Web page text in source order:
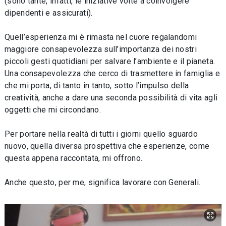
dipendenti e assicurati).
Quell’esperienza mi è rimasta nel cuore regalandomi
maggiore consapevolezza sull’importanza dei nostri
piccoli gesti quotidiani per salvare l’ambiente e il pianeta.
Una consapevolezza che cerco di trasmettere in famiglia e
che mi porta, di tanto in tanto, sotto l’impulso della
creatività, anche a dare una seconda possibilità di vita agli
oggetti che mi circondano.
Per portare nella realtà di tutti i giorni quello sguardo
nuovo, quella diversa prospettiva che esperienze, come
questa appena raccontata, mi offrono.
Anche questo, per me, significa lavorare con Generali.